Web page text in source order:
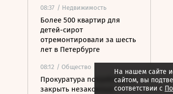
08:37 / Недвижимость
Более 500 квартир для
детей-сирот
отремонтировали за шесть
лет в Петербурге
08:12 / Общество
Прокуратура потребовала
закрыть незаконные
На нашем сайте
сайтом, вы
соответствии с